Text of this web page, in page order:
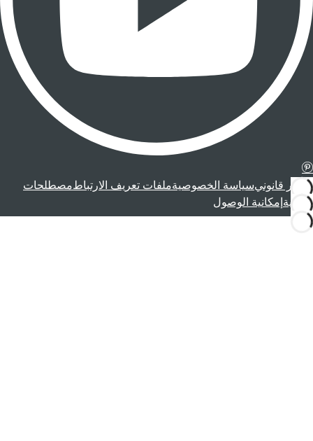
إشعار قانونيسياسة الخصوصيةملفات تعريف الارتباطمصطلحات
قانونية إمكانية الوصول